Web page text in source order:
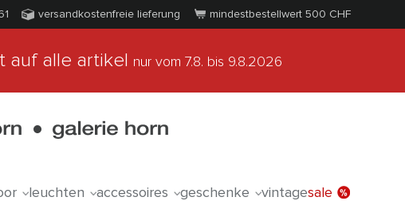
versandkostenfreie lieferung mindestbestellwert 500 CHF
auf alle artikel nur vom 7.8. bis 9.8.2026
leuchten accessoires geschenke vintagesale